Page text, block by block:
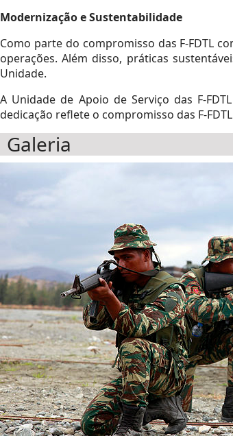
Modernização e Sustentabilidade
Como parte do compromisso das F-FDTL
operações. Além disso, práticas
Unidade.
A Unidade de Apoio de Serviço das F-
dedicação reflete o compromisso das F-
Galeria